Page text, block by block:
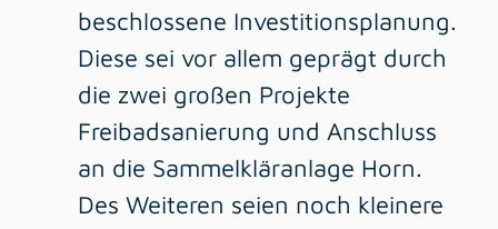
beschlossene Investitionsplanung.
Diese sei vor allem geprägt durch
die zwei großen Projekte
Freibadsanierung und Anschluss
an die Sammelkläranlage Horn.
Des Weiteren seien noch kleinere